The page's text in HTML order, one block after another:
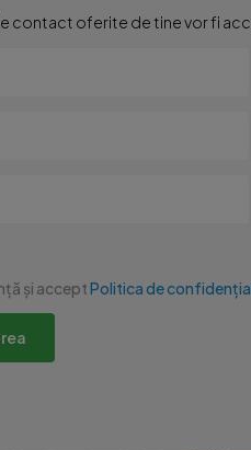
contact oferite de tine vor fi
și acceptPolitica de